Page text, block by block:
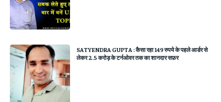
SATYENDRA GUPTA : कैसा रहा 149 रुपये के पहले आर्डर से
लेकर 2.5 करोड़ के टर्नओवर तक का शानदार सफ़र